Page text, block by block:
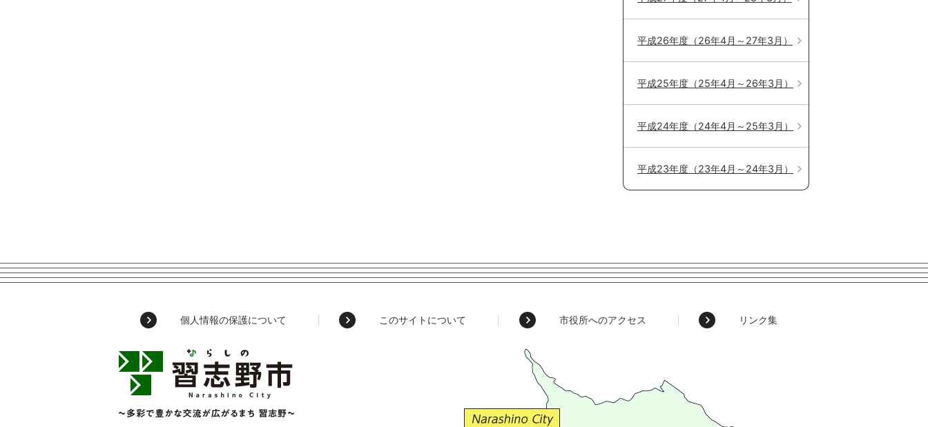
平成26年度（26年4月～27年3月）
平成25年度（25年4月～26年3月）
平成24年度（24年4月～25年3月）
平成23年度（23年4月～24年3月）
個人情報の保護について このサイトについて 市役所へのアクセス リンク集
習
志
Narashino